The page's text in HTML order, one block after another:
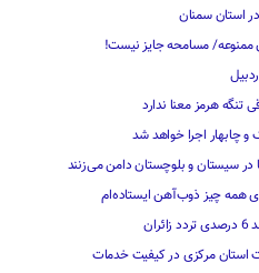
ممنوعه/ مسامحه جایز نیست!
تنگه هرمز معنا ندارد
و چابهار اجرا خواهد شد‌
سیستان و بلوچستان دامن می‌زنند
همه چیز ذوب‌آهن ایستاده‌ام
استان مرکزی در کیفیت خدمات